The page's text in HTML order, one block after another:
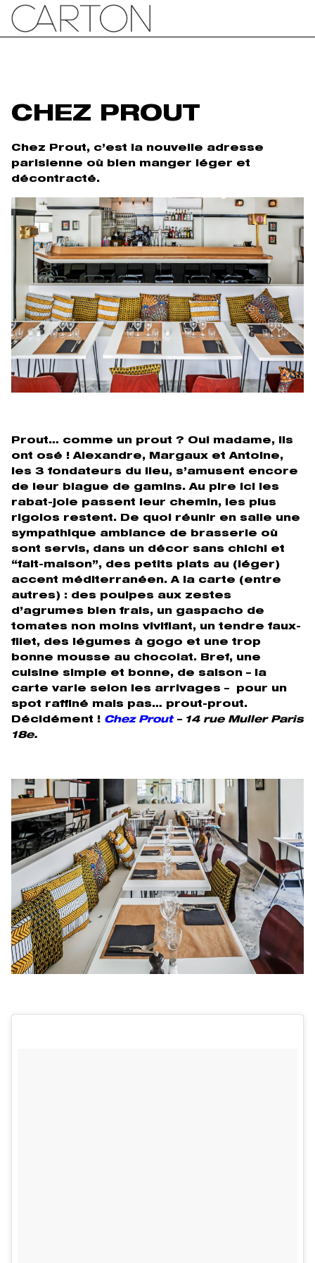
CHEZ PROUT
Chez Prout, c’est la nouvelle adresse
parisienne où bien manger léger et
décontracté.
Prout… comme un prout ? Oui madame, ils
ont osé ! Alexandre, Margaux et Antoine,
les 3 fondateurs du lieu, s’amusent encore
de leur blague de gamins. Au pire ici les
rabat-joie passent leur chemin, les plus
rigolos restent. De quoi réunir en salle une
sympathique ambiance de brasserie où
sont servis, dans un décor sans chichi et
“fait-maison”, des petits plats au (léger)
accent méditerranéen. A la carte (entre
autres) : des poulpes aux zestes
d’agrumes bien frais, un gaspacho de
tomates non moins vivifiant, un tendre faux-
filet, des légumes à gogo et une trop
bonne mousse au chocolat. Bref, une
cuisine simple et bonne, de saison – la
carte varie selon les arrivages – pour un
spot raffiné mais pas… prout-prout.
Décidément ! Chez Prout– 14 rue Muller Paris
18e.